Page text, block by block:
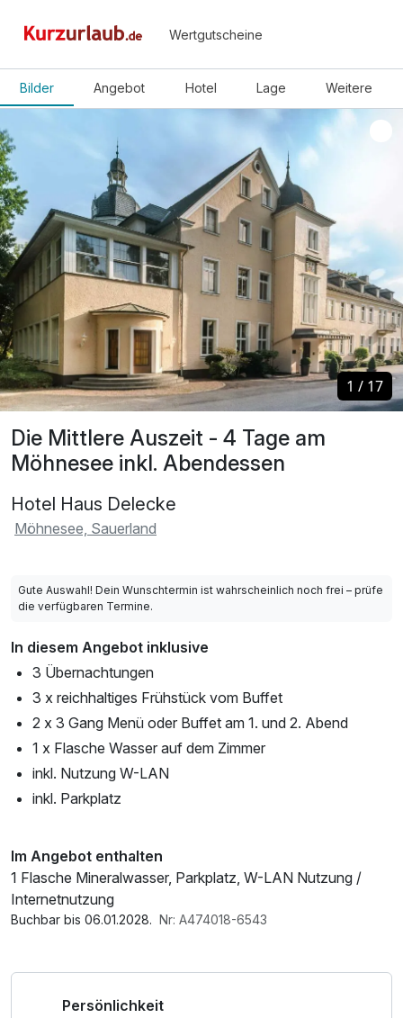
Wertgutscheine
Bilder Angebot Hotel Lage Weitere
Die Mittlere Auszeit - 4 Tage am
Möhnesee inkl. Abendessen
Hotel Haus Delecke
Möhnesee, Sauerland
1 / 17
1 / 17
Gute Auswahl! Dein Wunschtermin ist wahrscheinlich noch frei – prüfe
die verfügbaren Termine.
In diesem Angebot inklusive
3 Übernachtungen
3 x reichhaltiges Frühstück vom Buffet
2 x 3 Gang Menü oder Buffet am 1. und 2. Abend
1 x Flasche Wasser auf dem Zimmer
inkl. Nutzung W-LAN
inkl. Parkplatz
Im Angebot enthalten
1 Flasche Mineralwasser, Parkplatz, W-LAN Nutzung /
Internetnutzung
Buchbar bis 06.01.2028. Nr: A474018-6543
Persönlichkeit